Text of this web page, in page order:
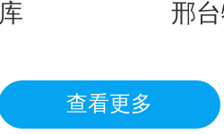
邢
查看更多